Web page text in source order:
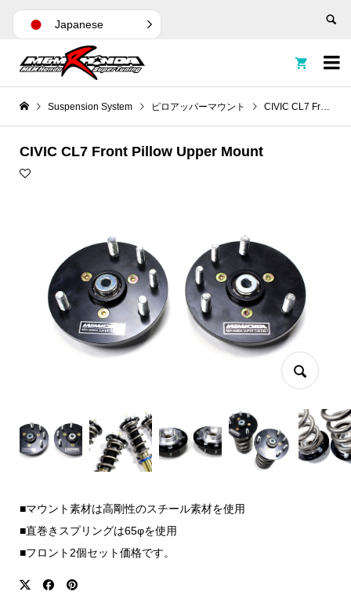


Suspension System ピロアッパーマウント CIVIC CL7 Front Pillow Upper Mount
CIVIC CL7 Front Pillow Upper Mount
■マウント素材は高剛性のスチール素材を使用
■直巻きスプリングは65φを使用
■フロント2個セット価格です。
Japanese